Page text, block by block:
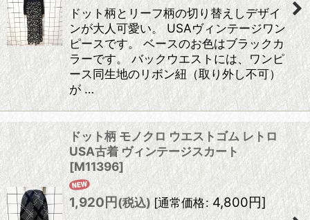
ドット柄とリーフ柄の切り替えしデザイ
ンが大人可愛い。 USAヴィンテージワン
ピースです。 ベースのお色はブラックカ
ラーです。 バックウエストには、ワンピ
ース同生地のリボン紐（取り外し不可）
が …
ドット柄 モノクロ ウエストゴム レトロ
USA古着 ヴィンテージスカート
[M11396]
1,920円(税込) [通常価格: 4,800円]